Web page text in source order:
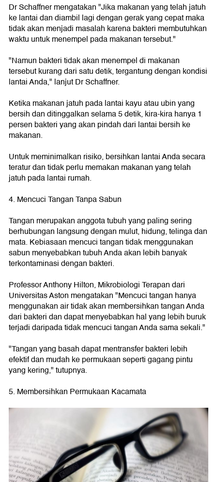
Dr Schaffner mengatakan "Jika makanan yang telah jatuh
ke lantai dan diambil lagi dengan gerak yang cepat maka
tidak akan menjadi masalah karena bakteri membutuhkan
waktu untuk menempel pada makanan tersebut."
"Namun bakteri tidak akan menempel di makanan
tersebut kurang dari satu detik, tergantung dengan kondisi
lantai Anda," lanjut Dr Schaffner.
Ketika makanan jatuh pada lantai kayu atau ubin yang
bersih dan ditinggalkan selama 5 detik, kira-kira hanya 1
persen bakteri yang akan pindah dari lantai bersih ke
makanan.
Untuk meminimalkan risiko, bersihkan lantai Anda secara
teratur dan tidak perlu memakan makanan yang telah
jatuh pada lantai rumah.
4. Mencuci Tangan Tanpa Sabun
Tangan merupakan anggota tubuh yang paling sering
berhubungan langsung dengan mulut, hidung, telinga dan
mata. Kebiasaan mencuci tangan tidak menggunakan
sabun menyebabkan tubuh Anda akan lebih banyak
terkontaminasi dengan bakteri.
Professor Anthony Hilton, Mikrobiologi Terapan dari
Universitas Aston mengatakan "Mencuci tangan hanya
menggunakan air tidak akan membersihkan tangan Anda
dari bakteri dan dapat menyebabkan hal yang lebih buruk
terjadi daripada tidak mencuci tangan Anda sama sekali."
"Tangan yang basah dapat mentransfer bakteri lebih
efektif dan mudah ke permukaan seperti gagang pintu
yang kering," tutupnya.
5. Membersihkan Permukaan Kacamata